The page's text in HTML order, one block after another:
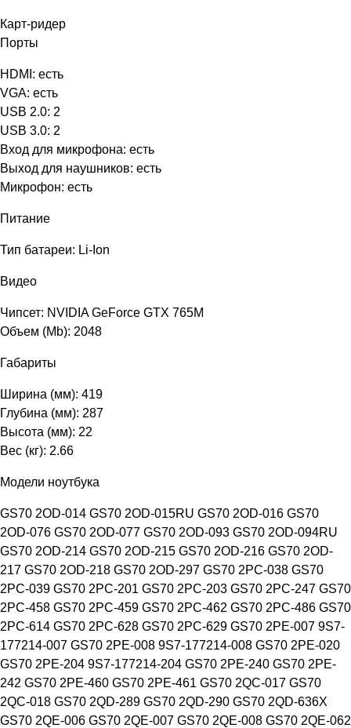
Карт-ридер
Порты
HDMI: есть
VGA: есть
USB 2.0: 2
USB 3.0: 2
Вход для микрофона: есть
Выход для наушников: есть
Микрофон: есть
Питание
Тип батареи: Li-Ion
Видео
Чипсет: NVIDIA GeForce GTX 765M
Объем (Mb): 2048
Габариты
Ширина (мм): 419
Глубина (мм): 287
Высота (мм): 22
Вес (кг): 2.66
Модели ноутбука
GS70 2OD-014 GS70 2OD-015RU GS70 2OD-016 GS70
2OD-076 GS70 2OD-077 GS70 2OD-093 GS70 2OD-094RU
GS70 2OD-214 GS70 2OD-215 GS70 2OD-216 GS70 2OD-
217 GS70 2OD-218 GS70 2OD-297 GS70 2PC-038 GS70
2PC-039 GS70 2PC-201 GS70 2PC-203 GS70 2PC-247 GS70
2PC-458 GS70 2PC-459 GS70 2PC-462 GS70 2PC-486 GS70
2PC-614 GS70 2PC-628 GS70 2PC-629 GS70 2PE-007 9S7-
177214-007 GS70 2PE-008 9S7-177214-008 GS70 2PE-020
GS70 2PE-204 9S7-177214-204 GS70 2PE-240 GS70 2PE-
242 GS70 2PE-460 GS70 2PE-461 GS70 2QC-017 GS70
2QC-018 GS70 2QD-289 GS70 2QD-290 GS70 2QD-636X
GS70 2QE-006 GS70 2QE-007 GS70 2QE-008 GS70 2QE-062